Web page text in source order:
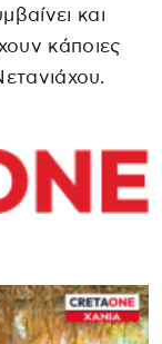
και
κάποιες